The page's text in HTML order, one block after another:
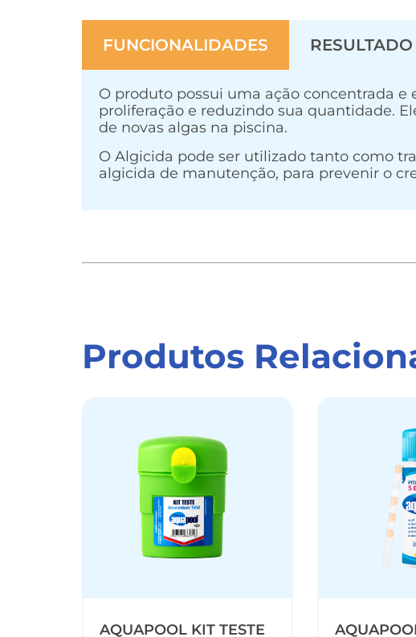
FUNCIONALIDADES RESULTADO
O produto possui uma ação concentrada
proliferação e reduzindo sua quantidade.
de novas algas na piscina.
O Algicida pode ser utilizado tanto como
algicida de manutenção, para prevenir o
Produtos
AQUAPOOL KIT TESTE